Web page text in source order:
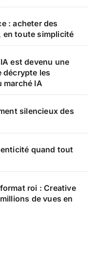
: acheter des
en toute simplicité
est devenu une
décrypte les
marché IA
silencieux des
quand tout
roi : Creative
de vues en